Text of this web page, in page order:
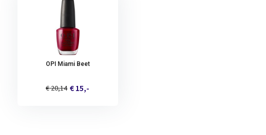
OPI Miami Beet
€ 20,14 € 15,-